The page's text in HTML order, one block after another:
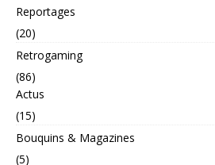
Reportages
(20)
Retrogaming
(86)
Actus
(15)
Bouquins & Magazines
(5)